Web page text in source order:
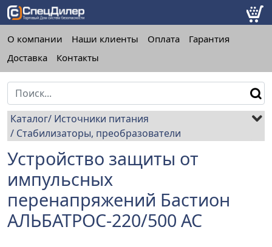
О компании Наши клиенты Оплата
Гарантия
Доставка
Контакты
Каталог Источники питания
Стабилизаторы, преобразователи
Устройство защиты от
импульсных
перенапряжений Бастион
АЛЬБАТРОС-220/500 AC